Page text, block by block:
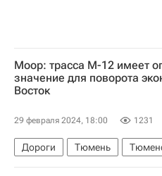
Моор: трасса М-12 имеет
значение для поворота
Восток
29 февраля 2024, 18:00 1231
Дороги Тюмень
Александр Моор